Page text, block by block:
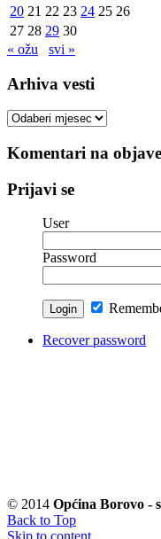
20 21 22 23 24 25 26
27 28 29 30
« ožu
svi »
Arhiva vesti
Arhiva
Komentari na objave
Prijavi se
User
Password
Recover password
© 2014 Općina Borovo -
Back to Top